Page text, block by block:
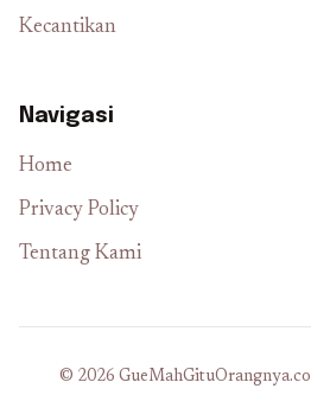
Kecantikan
Navigasi
Home
Privacy Policy
Tentang Kami
© 2026